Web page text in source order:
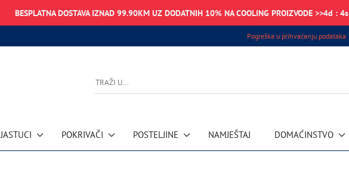
BESPLATNA DOSTAVA IZNAD 99.90KM UZ DODATNIH 10% NA COOLING PROIZVODE >>4d : 4s
Pogreška u prihvaćanju podataka
JASTUCI POKRIVAČI POSTELJINE NAMJEŠTAJ DOMAĆINSTVO